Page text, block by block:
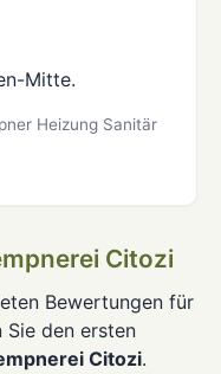
Mitte.
Heizung Sanitär
Citozi
Bewertungen für
Sie den ersten
Citozi.